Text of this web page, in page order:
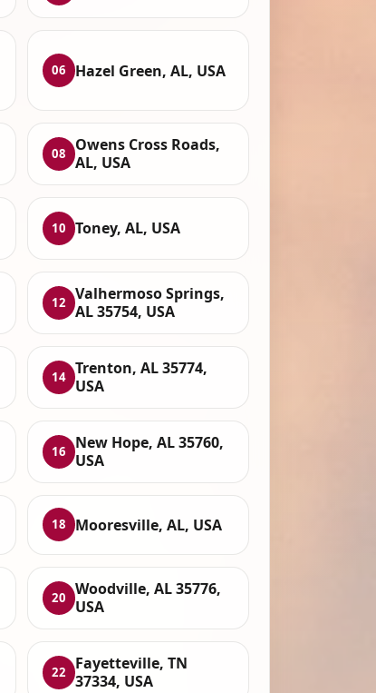
06 Hazel Green, AL, USA
08
Owens Cross Roads,
AL, USA
10 Toney, AL, USA
12
Valhermoso Springs,
AL 35754, USA
14 Trenton, AL 35774,
USA
16
New Hope, AL 35760,
USA
18 Mooresville, AL, USA
20
Woodville, AL 35776,
USA
22
Fayetteville, TN
37334, USA